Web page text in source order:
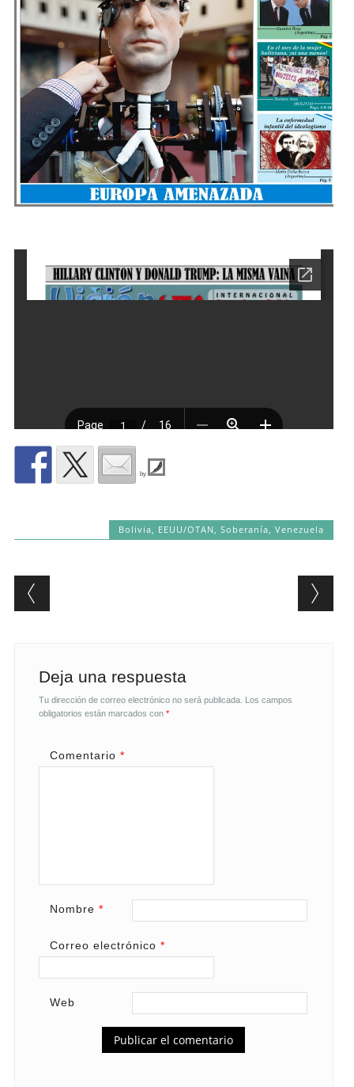
by
Bolivia, EEUU/OTAN, Soberanía, Venezuela
Post navigation
Deja una respuesta
Tu dirección de correo electrónico no será publicada. Los campos
obligatorios están marcados con *
Comentario *
Nombre *
Correo electrónico *
Web